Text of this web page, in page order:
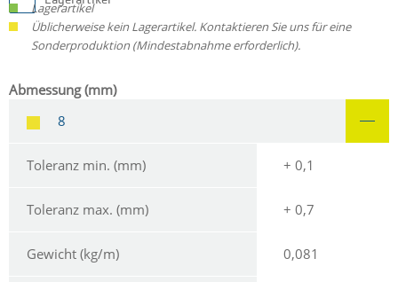
Lagerartikel
Üblicherweise kein Lagerartikel. Kontaktieren Sie uns für eine
Sonderproduktion (Mindestabnahme erforderlich).
Abmessung (mm)
8
Toleranz min. (mm) + 0,1
Toleranz max. (mm) + 0,7
Gewicht (kg/m) 0,081